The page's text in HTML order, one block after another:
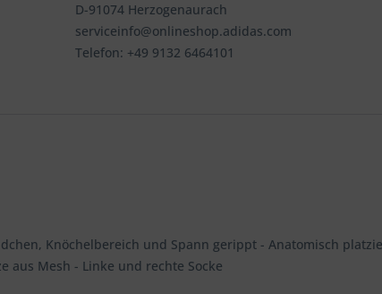
D-91074 Herzogenaurach
serviceinfo@onlineshop.adidas.com
Telefon: +49 9132 6464101
Knöchelbereich und Spann gerippt - Anatomisch
aus Mesh - Linke und rechte Socke